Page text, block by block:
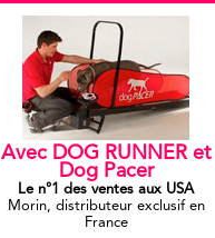
Avec DOG RUNNER et
Dog Pacer
Le n°1 des ventes aux USA
Morin, distributeur exclusif en
France